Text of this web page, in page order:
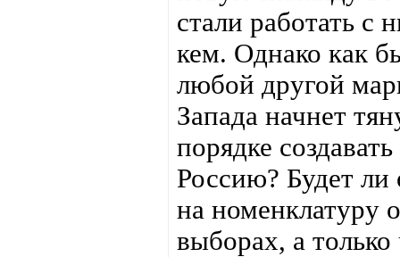
стали работать с
кем. Однако как
любой другой
Запада начнет
порядке
Россию? Будет ли
на номенклатуру
выборах, а